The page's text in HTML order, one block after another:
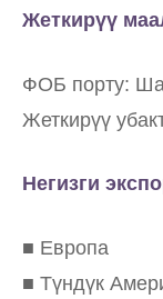
Жеткирүү
ФОБ порту:
Жеткирүү
Негизги
■ Европа
■ Түндүк